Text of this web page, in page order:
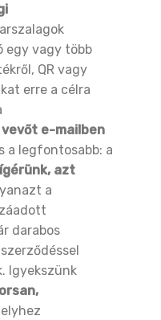
egy vagy több
QR vagy
erre a célra
e-mailben
a legfontosabb: a
azt
a
darabos
Igyekszünk